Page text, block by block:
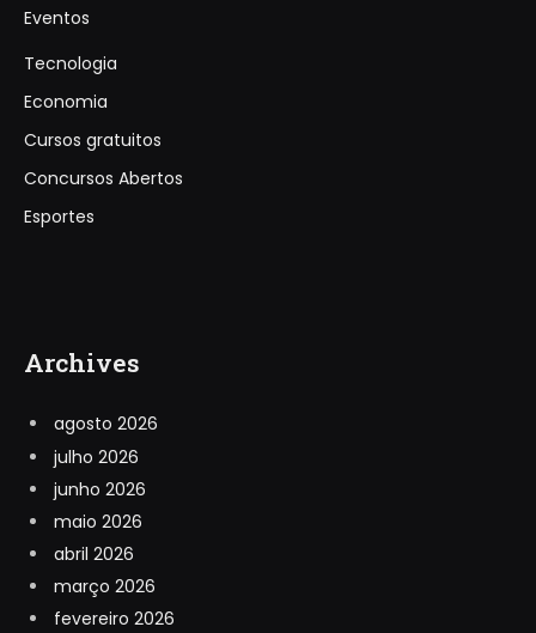
Eventos
Tecnologia
Economia
Cursos gratuitos
Concursos Abertos
Esportes
Archives
agosto 2026
julho 2026
junho 2026
maio 2026
abril 2026
março 2026
fevereiro 2026